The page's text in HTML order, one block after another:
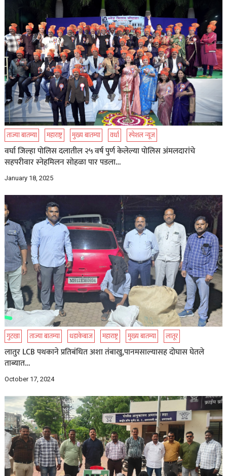
ताज्या बातम्या महाराष्ट्र मुख्य बातम्या वर्धा स्पेशल न्यूज
वर्घा जिल्हा पोलिस दलातील २५ वर्ष पुर्ण केलेल्या पोलिस अंमलदारांचे
सहपरीवार स्नेहमिलन सोहळा पार पडला…
January 18, 2025
गुटखा ताज्या बातम्या धडाकेबाज महाराष्ट्र मुख्य बातम्या लातूर
लातुर LCB पथकाने प्रतिबंधित अशा तंबाखु,पानमसाल्यासह दोघास घेतले
ताब्यात…
October 17, 2024